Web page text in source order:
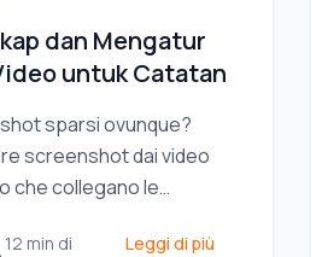
dan Mengatur
untuk Catatan
sparsi ovunque?
screenshot dai video
che collegano le
12 min di
Leggi di più